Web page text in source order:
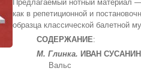
Предлагаемый нотный материал
как в репетиционной и
образца классической балетной
СОДЕРЖАНИЕ:
М. Глинка. ИВАН СУСАНИН
Вальс